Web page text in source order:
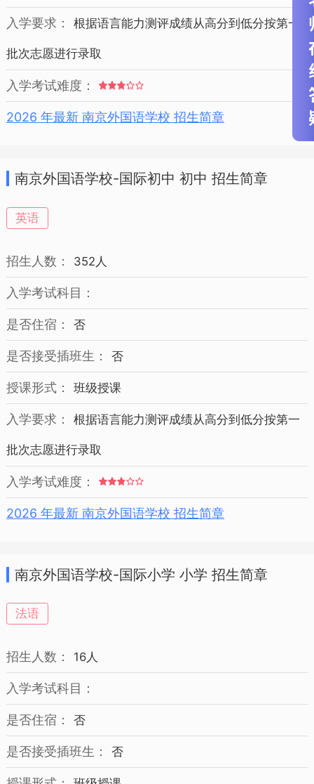
入学要求： 根据语言能力测评成绩从高分到低分按第一
批次志愿进行录取
入学考试难度：
2026 年最新 南京外国语学校 招生简章
南京外国语学校-国际初中 初中 招生简章
英语
招生人数： 352人
入学考试科目：
是否住宿： 否
是否接受插班生： 否
授课形式： 班级授课
入学要求： 根据语言能力测评成绩从高分到低分按第一
批次志愿进行录取
入学考试难度：
2026 年最新 南京外国语学校 招生简章
南京外国语学校-国际小学 小学 招生简章
法语
招生人数： 16人
入学考试科目：
是否住宿： 否
是否接受插班生： 否